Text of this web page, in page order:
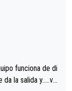
funciona de di
da la salida y…..ve